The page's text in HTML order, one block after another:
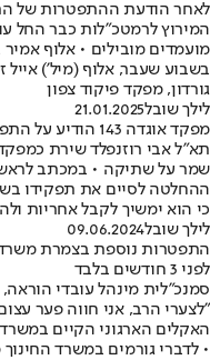
לאחר הודעת ההתפטרות של
המירוץ לרמטכ"לות כבר החל
מועמדים מובילים • אלוף
בשבוע שעבר, אלוף (מיל') אייל
גורדון, מפקד פיקוד צפון
לילך שובל21.01.2025
מפקד אוגדה 143 הודיע על התפטרותו: "נכשלתי במשימת חיי"
שמר על שתיקה • במכתב
ההחלטה לסיים את תפקידו
כי הוא ימשיך לקבל אחריות
לילך שובל09.06.2024
התפטרות נוספת בצמרת
לפני 3 חודשים בלבד
סמנכ"לית מינהל עובדי
"לצערי הרב, אני חווה פער
האקלים הארגוני הקיים
• לדברי גורמים במשרד